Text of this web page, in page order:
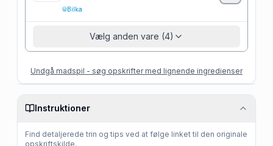
Bilka
Vælg anden vare (4)
Undgå madspil - søg opskrifter med lignende ingredienser
Instruktioner
Find detaljerede trin og tips ved at følge linket til den originale
opskriftskilde.